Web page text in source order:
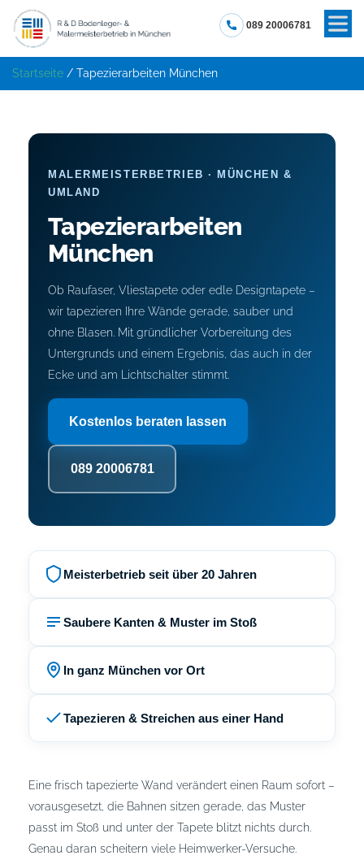
089 20006781
Startseite / Tapezierarbeiten München
MALERMEISTERBETRIEB · MÜNCHEN &
UMLAND
Tapezierarbeiten
München
Ob Raufaser, Vliestapete oder edle Designtapete –
wir tapezieren Ihre Wände gerade, sauber und
ohne Blasen. Mit gründlicher Vorbereitung des
Untergrunds und einem Ergebnis, das auch in der
Ecke und am Lichtschalter stimmt.
Kostenlos beraten lassen
089 20006781
Meisterbetrieb seit über 20 Jahren
Saubere Kanten & Muster im Stoß
In ganz München vor Ort
Tapezieren & Streichen aus einer Hand
Eine frisch tapezierte Wand verändert einen Raum sofort –
vorausgesetzt, die Bahnen sitzen gerade, das Muster
passt im Stoß und unter der Tapete blitzt nichts durch.
Genau daran scheitern viele Heimwerker-Versuche.